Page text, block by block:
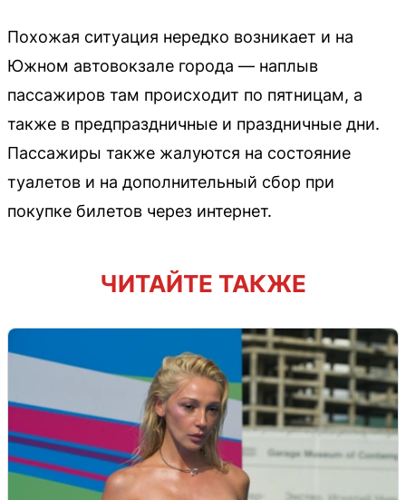
Похожая ситуация нередко возникает и на
Южном автовокзале города — наплыв
пассажиров там происходит по пятницам, а
также в предпраздничные и праздничные дни.
Пассажиры также жалуются на состояние
туалетов и на дополнительный сбор при
покупке билетов через интернет.
ЧИТАЙТЕ ТАКЖЕ